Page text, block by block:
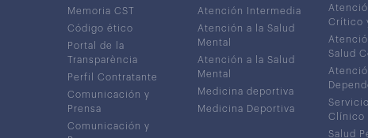
Memoria CST
Código ético
Portal de la
Transparència
Perfil Contratante
Comunicación y
Prensa
Comunicación y
Atención Intermedia
Atención a la Salud
Mental
Atención a la Salud
Mental
Medicina deportiva
Medicina Deportiva
Crítico
Salud
Clínico
Salud